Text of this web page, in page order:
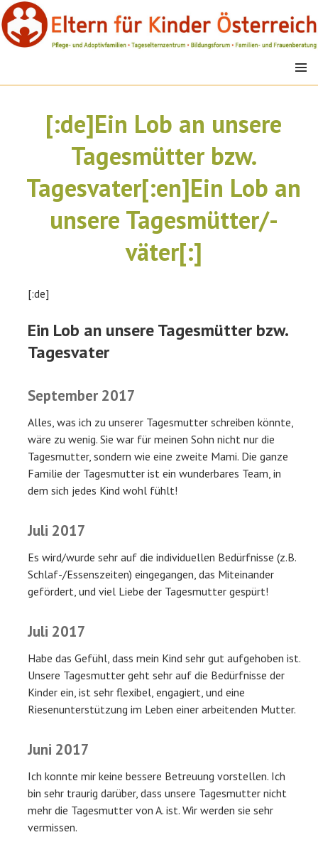
Springe
zum
Inhalt
EFK
MENÜ
[:de]Ein Lob an unsere
Tagesmütter bzw.
Tagesvater[:en]Ein Lob an
unsere Tagesmütter/-
väter[:]
[:de]
Ein Lob an unsere Tagesmütter bzw.
Tagesvater
September 2017
Alles, was ich zu unserer Tagesmutter schreiben könnte,
wäre zu wenig. Sie war für meinen Sohn nicht nur die
Tagesmutter, sondern wie eine zweite Mami. Die ganze
Familie der Tagesmutter ist ein wunderbares Team, in
dem sich jedes Kind wohl fühlt!
Juli 2017
Es wird/wurde sehr auf die individuellen Bedürfnisse (z.B.
Schlaf-/Essenszeiten) eingegangen, das Miteinander
gefördert, und viel Liebe der Tagesmutter gespürt!
Juli 2017
Habe das Gefühl, dass mein Kind sehr gut aufgehoben ist.
Unsere Tagesmutter geht sehr auf die Bedürfnisse der
Kinder ein, ist sehr flexibel, engagiert, und eine
Riesenunterstützung im Leben einer arbeitenden Mutter.
Juni 2017
Ich konnte mir keine bessere Betreuung vorstellen. Ich
bin sehr traurig darüber, dass unsere Tagesmutter nicht
mehr die Tagesmutter von A. ist. Wir werden sie sehr
vermissen.